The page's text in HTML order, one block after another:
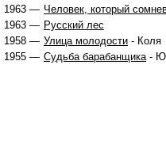
1963 — Человек, который
1963 — Русский лес
1958 — Улица молодости - Коля
1955 — Судьба барабанщика-